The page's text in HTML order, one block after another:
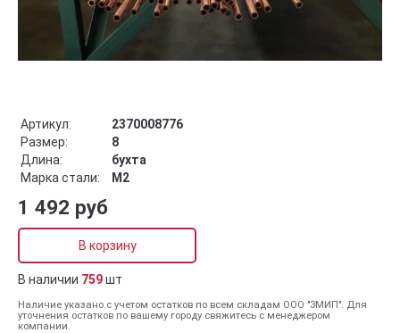
Артикул:
2370008776
Размер:
8
Длина:
бухта
Марка стали:
М2
1 492 руб
В корзину
В наличии 759шт
Наличие указано с учетом остатков по всем складам ООО "ЗМИП". Для
уточнения остатков по вашему городу свяжитесь с менеджером
компании.